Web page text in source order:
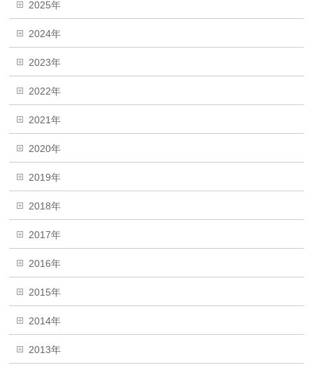
2025年
2024年
2023年
2022年
2021年
2020年
2019年
2018年
2017年
2016年
2015年
2014年
2013年